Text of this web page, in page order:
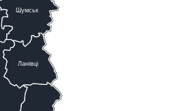
Ланівці
Шумськ